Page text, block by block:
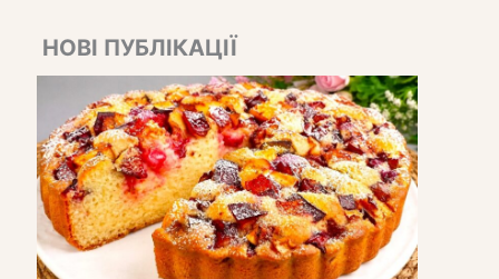
НОВІ ПУБЛІКАЦІЇ